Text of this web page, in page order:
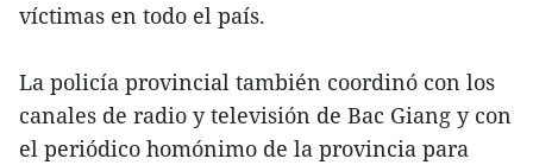
víctimas en todo el país.
La policía provincial también coordinó con los
canales de radio y televisión de Bac Giang y con
el periódico homónimo de la provincia para